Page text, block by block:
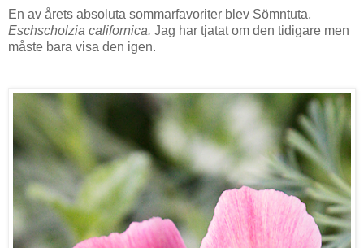
En av årets absoluta sommarfavoriter blev Sömntuta,
Eschscholzia californica. Jag har tjatat om den tidigare men
måste bara visa den igen.